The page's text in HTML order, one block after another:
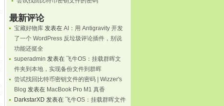
最新评论
宝藏好物库 发表在 AI：用 Antigravity 开发
了一个 WordPress 反垃圾评论插件，别说
功能还挺全
superadmin 发表在 飞牛OS：挂载群晖文
件夹到本地，实现备份文件到群晖
尝试找回比特币密钥文件的密码 | Wizzer's
Blog 发表在 MacBook Pro M1 真香
DarkstarXD 发表在 飞牛OS：挂载群晖文件